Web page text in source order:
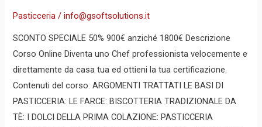
Pasticceria /info@gsoftsolutions.it
SCONTO SPECIALE 50% 900€ anziché 1800€ Descrizione
Corso Online Diventa uno Chef professionista velocemente e
direttamente da casa tua ed ottieni la tua certificazione.
Contenuti del corso: ARGOMENTI TRATTATI LE BASI DI
PASTICCERIA: LE FARCE: BISCOTTERIA TRADIZIONALE DA
TÈ: I DOLCI DELLA PRIMA COLAZIONE: PASTICCERIA